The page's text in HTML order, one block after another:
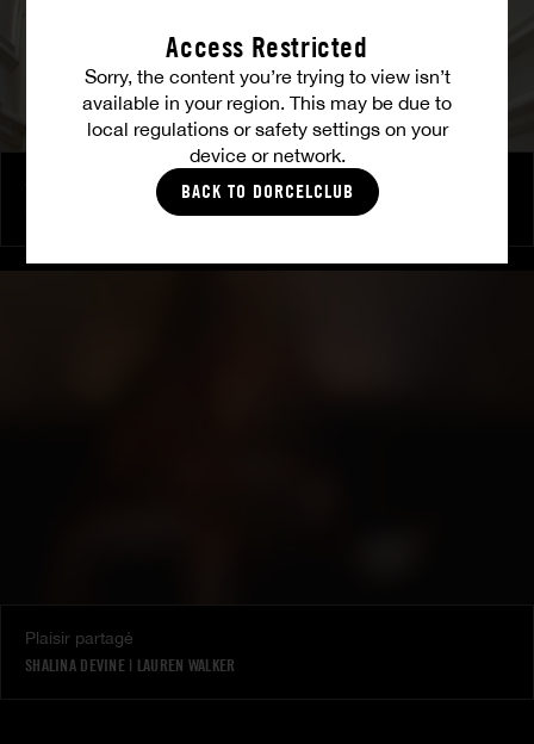
Access Restricted
Sorry, the content you’re trying to view isn’t
available in your region. This may be due to
local regulations or safety settings on your
device or network.
BACK TO DORCELCLUB
Cléa & Cherry en folie
CLÉA GAULTIER
Plaisir partagé
SHALINA DEVINE| LAUREN WALKER